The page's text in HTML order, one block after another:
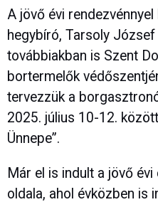
A jövő évi
hegybíró, Tarsoly József
továbbiakban is Szent
bortermelők
tervezzük a
2025. július 10-12.
Ünnepe”.
Már el is indult a jövő
oldala, ahol évközben is